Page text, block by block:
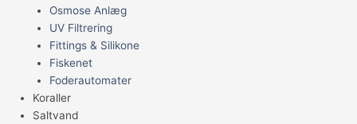
Osmose Anlæg
UV Filtrering
Fittings & Silikone
Fiskenet
Foderautomater
Koraller
Saltvand